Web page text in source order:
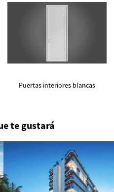
Puertas interiores blancas
te gustará